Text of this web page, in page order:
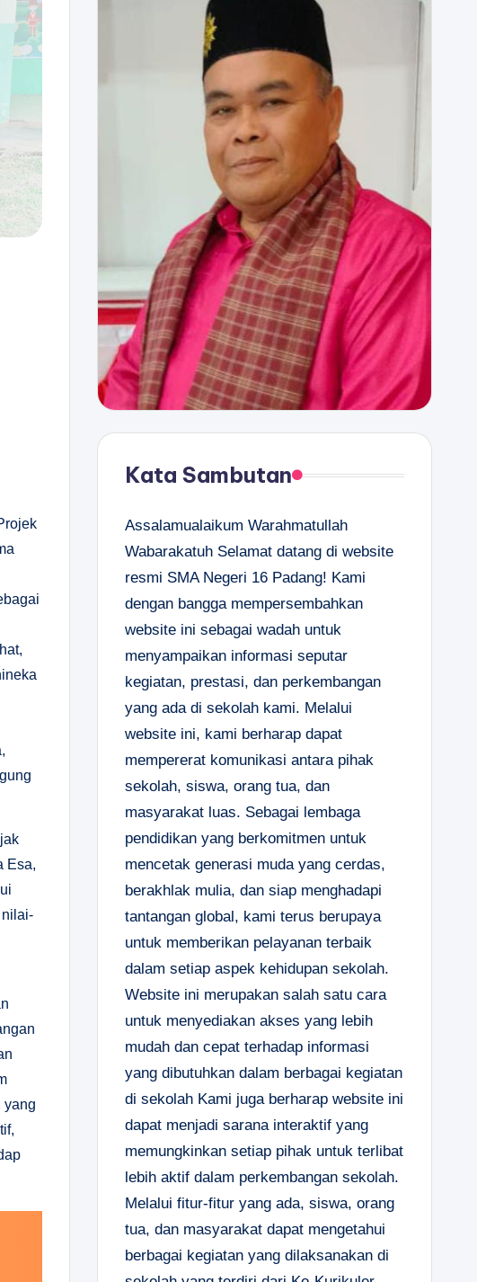
Esa,
yang
Kata Sambutan
Assalamualaikum Warahmatullah
Wabarakatuh Selamat datang di website
resmi SMA Negeri 16 Padang! Kami
dengan bangga mempersembahkan
website ini sebagai wadah untuk
menyampaikan informasi seputar
kegiatan, prestasi, dan perkembangan
yang ada di sekolah kami. Melalui
website ini, kami berharap dapat
mempererat komunikasi antara pihak
sekolah, siswa, orang tua, dan
masyarakat luas. Sebagai lembaga
pendidikan yang berkomitmen untuk
mencetak generasi muda yang cerdas,
berakhlak mulia, dan siap menghadapi
tantangan global, kami terus berupaya
untuk memberikan pelayanan terbaik
dalam setiap aspek kehidupan sekolah.
Website ini merupakan salah satu cara
untuk menyediakan akses yang lebih
mudah dan cepat terhadap informasi
yang dibutuhkan dalam berbagai kegiatan
di sekolah Kami juga berharap website ini
dapat menjadi sarana interaktif yang
memungkinkan setiap pihak untuk terlibat
lebih aktif dalam perkembangan sekolah.
Melalui fitur-fitur yang ada, siswa, orang
tua, dan masyarakat dapat mengetahui
berbagai kegiatan yang dilaksanakan di